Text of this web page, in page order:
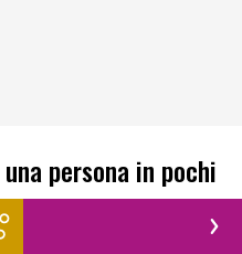
persona in pochi